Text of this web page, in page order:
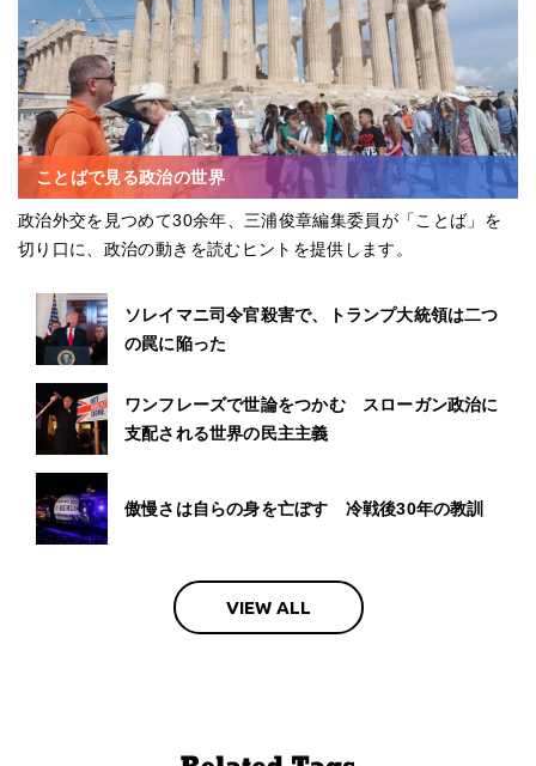
ことばで見る政治の世界
政治外交を見つめて30余年、三浦俊章編集委員が「ことば」を
切り口に、政治の動きを読むヒントを提供します。
ソレイマニ司令官殺害で、トランプ大統領は二つ
の罠に陥った
ワンフレーズで世論をつかむ スローガン政治に
支配される世界の民主主義
傲慢さは自らの身を亡ぼす 冷戦後30年の教訓
VIEW ALL